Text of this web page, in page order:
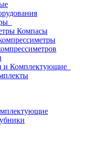
Компасы
и Комплектующие